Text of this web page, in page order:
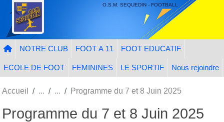
O.S.M. SEQUEDIN - FOOTBALL
NOTRE CLUB FOOT A 11 FOOT EDUCATIF
ECOLE DE FOOT FEMININES LE SPORTIF Nous rejoindre
Accueil Programme du 7 et 8 Juin 2025
Programme du 7 et 8 Juin 2025
Panneau de gestion des cookies